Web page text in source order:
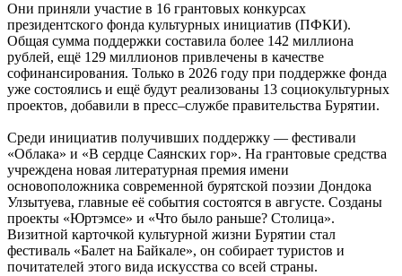
Они приняли участие в 16 грантовых конкурсах
президентского фонда культурных инициатив (ПФКИ).
Общая сумма поддержки составила более 142 миллиона
рублей, ещё 129 миллионов привлечены в качестве
софинансирования. Только в 2026 году при поддержке фонда
уже состоялись и ещё будут реализованы 13 социокультурных
проектов, добавили в пресс–службе правительства Бурятии.
Среди инициатив получивших поддержку — фестивали
«Облака» и «В сердце Саянских гор». На грантовые средства
учреждена новая литературная премия имени
основоположника современной бурятской поэзии Дондока
Улзытуева, главные её события состоятся в августе. Созданы
проекты «Юртэмсе» и «Что было раньше? Столица».
Визитной карточкой культурной жизни Бурятии стал
фестиваль «Балет на Байкале», он собирает туристов и
почитателей этого вида искусства со всей страны.